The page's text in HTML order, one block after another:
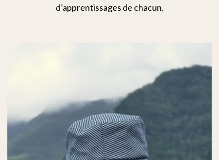
d’apprentissages de chacun.